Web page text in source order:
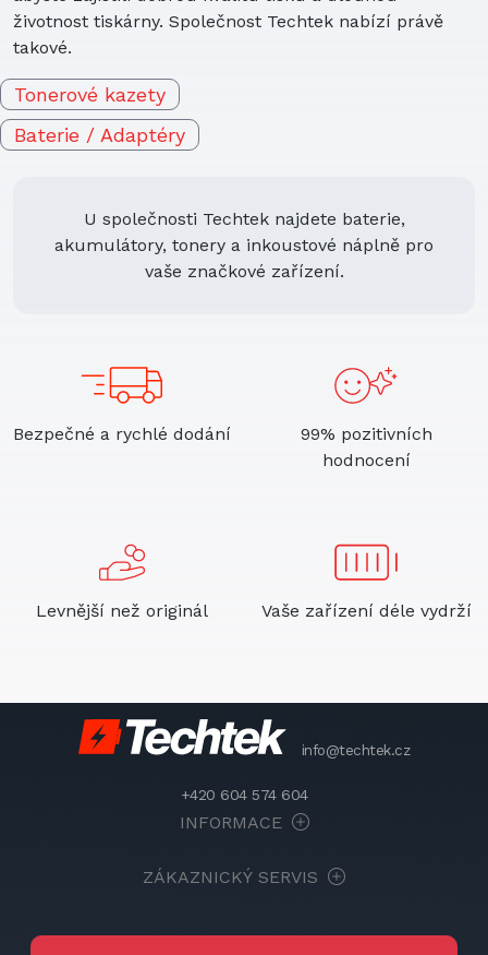
životnost tiskárny. Společnost Techtek nabízí právě
takové.
Tonerové kazety
Baterie / Adaptéry
U společnosti Techtek najdete baterie,
akumulátory, tonery a inkoustové náplně pro
vaše značkové zařízení.
Bezpečné a rychlé dodání
99% pozitivních
hodnocení
Levnější než originál Vaše zařízení déle vydrží
info@techtek.cz
+420 604 574 604
INFORMACE
ZÁKAZNICKÝ SERVIS